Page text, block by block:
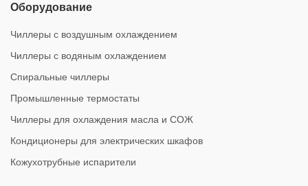
Оборудование
Чиллеры с воздушным охлаждением
Чиллеры с водяным охлаждением
Спиральные чиллеры
Промышленные термостаты
Чиллеры для охлаждения масла и СОЖ
Кондиционеры для электрических шкафов
Кожухотрубные испарители